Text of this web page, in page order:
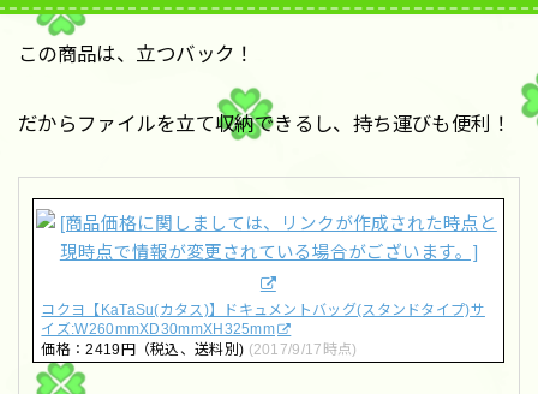
この商品は、立つバック！
だからファイルを立て収納できるし、持ち運びも便利！
コクヨ【KaTaSu(カタス)】ドキュメントバッグ(スタンドタイプ)サ
イズ:W260mmXD30mmXH325mm
価格：2419円（税込、送料別) (2017/9/17時点)